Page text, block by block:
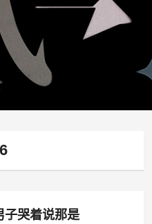
子哭着说那是